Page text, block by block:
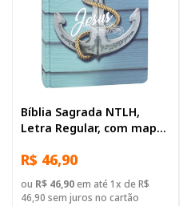
Bíblia Sagrada NTLH,
Letra Regular, com mapa,
Azul-claro
R$ 46,90
ou R$ 46,90em até 1x de R$
46,90 sem juros no cartão